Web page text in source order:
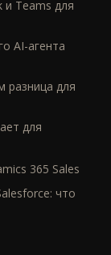
и Teams для
AI-агента
разница для
для
365 Sales
что